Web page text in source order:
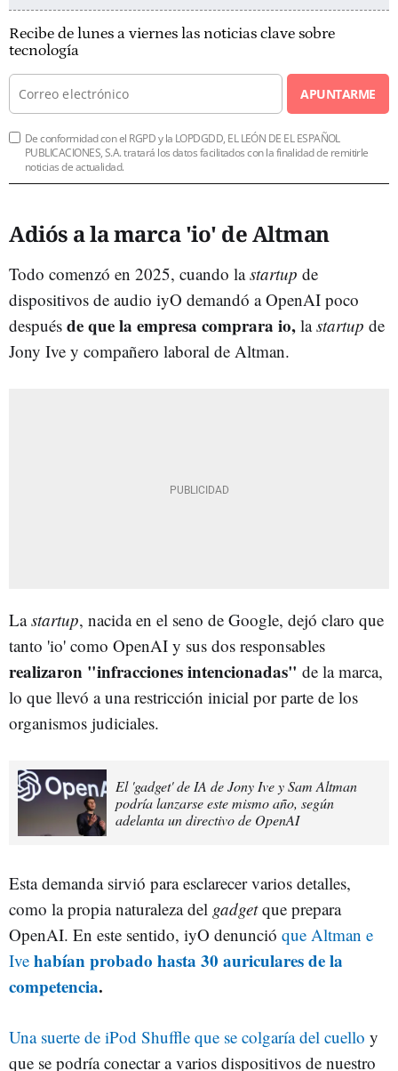
Recibe de lunes a viernes las noticias clave sobre
tecnología
APUNTARME
De conformidad con el RGPD y la LOPDGDD, EL LEÓN DE EL ESPAÑOL
PUBLICACIONES, S.A. tratará los datos facilitados con la finalidad de remitirle
noticias de actualidad.
Adiós a la marca 'io' de Altman
Todo comenzó en 2025, cuando lastartup de
dispositivos de audio iyO demandó a OpenAI poco
después de que la empresa comprara io, lastartup de
Jony Ive y compañero laboral de Altman.
Lastartup, nacida en el seno de Google, dejó claro que
tanto 'io' como OpenAI y sus dos responsables
realizaron "infracciones intencionadas" de la marca,
lo que llevó a una restricción inicial por parte de los
organismos judiciales.
El 'gadget' de IA de Jony Ive y Sam Altman
podría lanzarse este mismo año, según
adelanta un directivo de OpenAI
Esta demanda sirvió para esclarecer varios detalles,
como la propia naturaleza del gadgetque prepara
OpenAI. En este sentido, iyO denunció que Altman e
Ive habían probado hasta 30 auriculares de la
competencia.
Una suerte de iPod Shuffle que se colgaría del cuello y
que se podría conectar a varios dispositivos de nuestro